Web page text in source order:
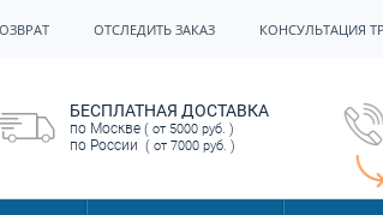
ОТСЛЕДИТЬ ЗАКАЗ КОНСУЛЬТАЦИЯ
БЕСПЛАТНАЯ ДОСТАВКА
по Москве ( от 5000 руб. )
по России ( от 7000 руб. )